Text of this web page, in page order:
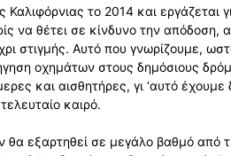
το 2014 και εργάζεται
να θέτει σε κίνδυνο την απόδοση,
στιγμής. Αυτό που γνωρίζουμε,
οχημάτων στους δημόσιους
και αισθητήρες, γι ‘αυτό έχουμε
καιρό.
θα εξαρτηθεί σε μεγάλο βαθμό από